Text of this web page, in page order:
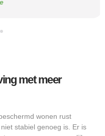
met meer
wonen rust
stabiel genoeg is. Er is